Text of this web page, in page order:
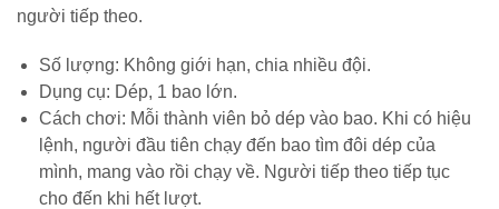
người tiếp theo.
Số lượng: Không giới hạn, chia nhiều đội.
Dụng cụ: Dép, 1 bao lớn.
Cách chơi: Mỗi thành viên bỏ dép vào bao. Khi có hiệu
lệnh, người đầu tiên chạy đến bao tìm đôi dép của
mình, mang vào rồi chạy về. Người tiếp theo tiếp tục
cho đến khi hết lượt.